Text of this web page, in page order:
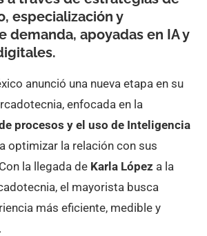
especialización y
demanda, apoyadas en IA y
anunció una nueva etapa en su
enfocada en la
procesos y el uso de Inteligencia
optimizar la relación con sus
la llegada de Karla López a la
el mayorista busca
más eficiente, medible y